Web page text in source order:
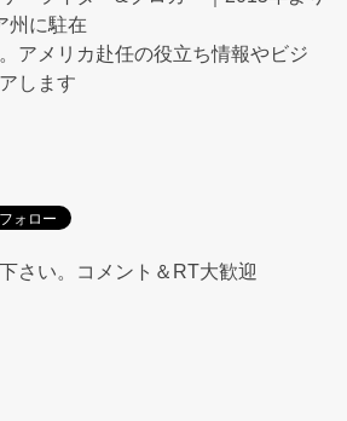
州に駐在
アメリカ赴任の役立ち情報やビジ
します
さい。コメント＆RT大歓迎